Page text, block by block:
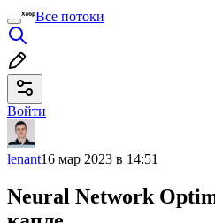
Все потоки
Войти
lenant16 мар 2023 в 14:51
Neural Network